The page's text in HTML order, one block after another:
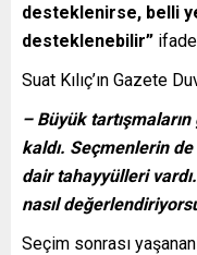
desteklenirse, belli
desteklenebilir”
Suat Kılıç’ın Gazete
– Büyük
kaldı. Seçmenlerin
dair tahayyülleri
nasıl
Seçim sonrası